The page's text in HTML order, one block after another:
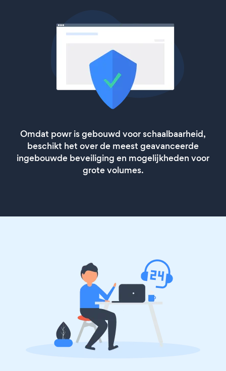
Omdat powr is gebouwd voor schaalbaarheid,
beschikt het over de meest geavanceerde
ingebouwde beveiliging en mogelijkheden voor
grote volumes.